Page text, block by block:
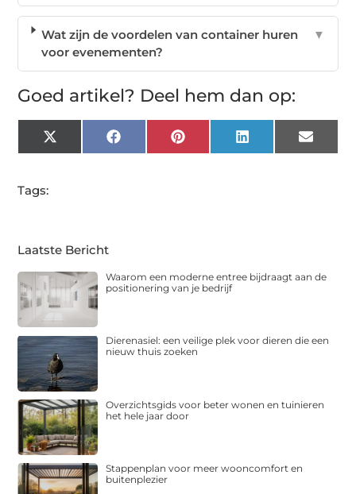
Wat zijn de voordelen van container huren
voor evenementen?
▼
Goed artikel? Deel hem dan op:
X
(Twitter)
FacebookPinterest LinkedIn Email
Tags:
Laatste Bericht
Waarom een moderne entree bijdraagt aan de
positionering van je bedrijf
Dierenasiel: een veilige plek voor dieren die een
nieuw thuis zoeken
Overzichtsgids voor beter wonen en tuinieren
het hele jaar door
Stappenplan voor meer wooncomfort en
buitenplezier